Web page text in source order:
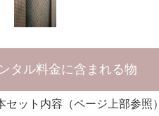
タル料金に含まれる物
セット内容（ページ上部参照）